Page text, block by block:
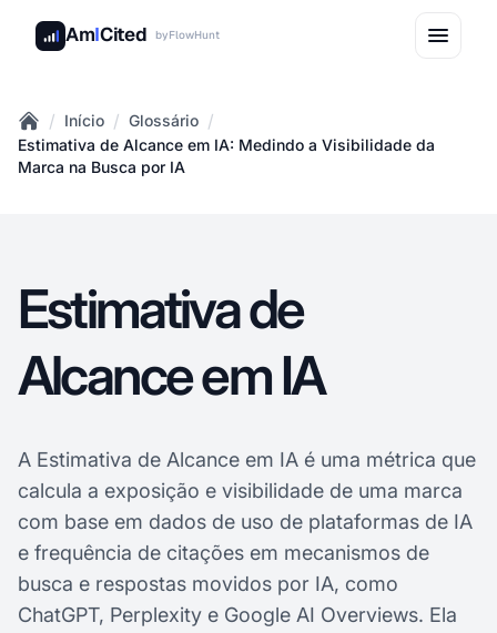
AmICited byFlowHunt
Home
/ Início / Glossário /
Estimativa de Alcance em IA: Medindo a Visibilidade da
Marca na Busca por IA
Estimativa de
Alcance em IA
A Estimativa de Alcance em IA é uma métrica que
calcula a exposição e visibilidade de uma marca
com base em dados de uso de plataformas de IA
e frequência de citações em mecanismos de
busca e respostas movidos por IA, como
ChatGPT, Perplexity e Google AI Overviews. Ela